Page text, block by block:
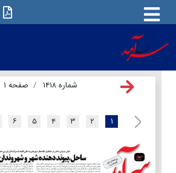
شماره ۱۴۱۸ صفحه ۱
۱ ۲ ۳ ۴ ۵ ۶